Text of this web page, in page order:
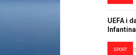
UEFA i
SPORT